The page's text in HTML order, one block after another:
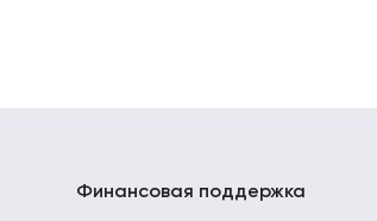
Финансовая поддержка